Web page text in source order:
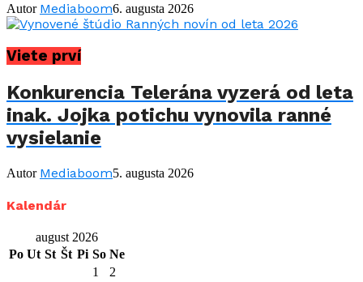
Autor Mediaboom6. augusta 2026
Viete prví
Konkurencia Telerána vyzerá od leta
inak. Jojka potichu vynovila ranné
vysielanie
Autor Mediaboom5. augusta 2026
Kalendár
august 2026
Po Ut St Št Pi So Ne
1
2